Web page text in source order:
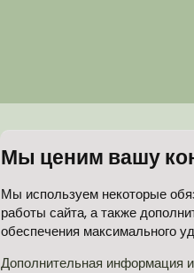
Мы ценим вашу
Мы используем некоторые
работы сайта, а также
обеспечения максимального
Дополнительная информация